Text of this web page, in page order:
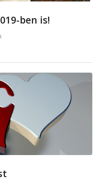
ben is!